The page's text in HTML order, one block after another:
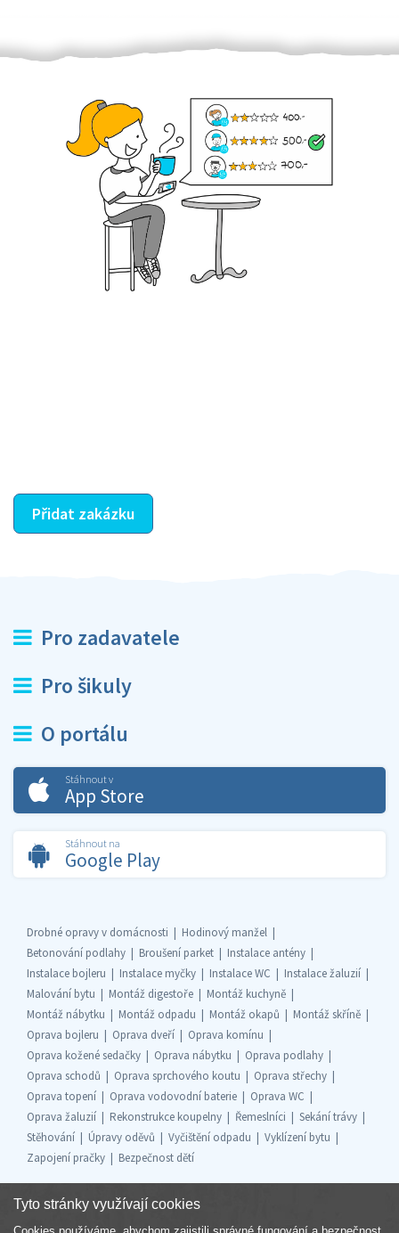
Přidat zakázku
Pro zadavatele
Pro šikuly
O portálu
Stáhnout v
App Store
Stáhnout na
Google Play
Drobné opravy v domácnosti
Hodinový manžel
Betonování podlahy
Broušení parket
Instalace antény
Instalace bojleru
Instalace myčky Instalace WC
Instalace žaluzií
Malování bytu
Montáž digestoře
Montáž kuchyně
Montáž nábytku
Montáž odpadu Montáž okapů
Montáž skříně
Oprava bojleru
Oprava dveří
Oprava komínu
Oprava kožené sedačky
Oprava nábytku
Oprava podlahy
Oprava schodů
Oprava sprchového koutu
Oprava střechy
Oprava topení
Oprava vodovodní baterie
Oprava WC
Oprava žaluzií
Rekonstrukce koupelny Řemeslníci
Sekání trávy
Stěhování
Úpravy oděvů Vyčištění odpadu
Vyklízení bytu
Zapojení pračky
Bezpečnost dětí
Tyto stránky využívají cookies